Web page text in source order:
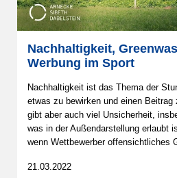
Nachhaltigkeit,
Werbung im Sport
Nachhaltigkeit ist das Thema der
etwas zu bewirken und einen
gibt aber auch viel Unsicherheit,
was in der Außendarstellung erlaubt
wenn Wettbewerber offensichtliches
21.03.2022